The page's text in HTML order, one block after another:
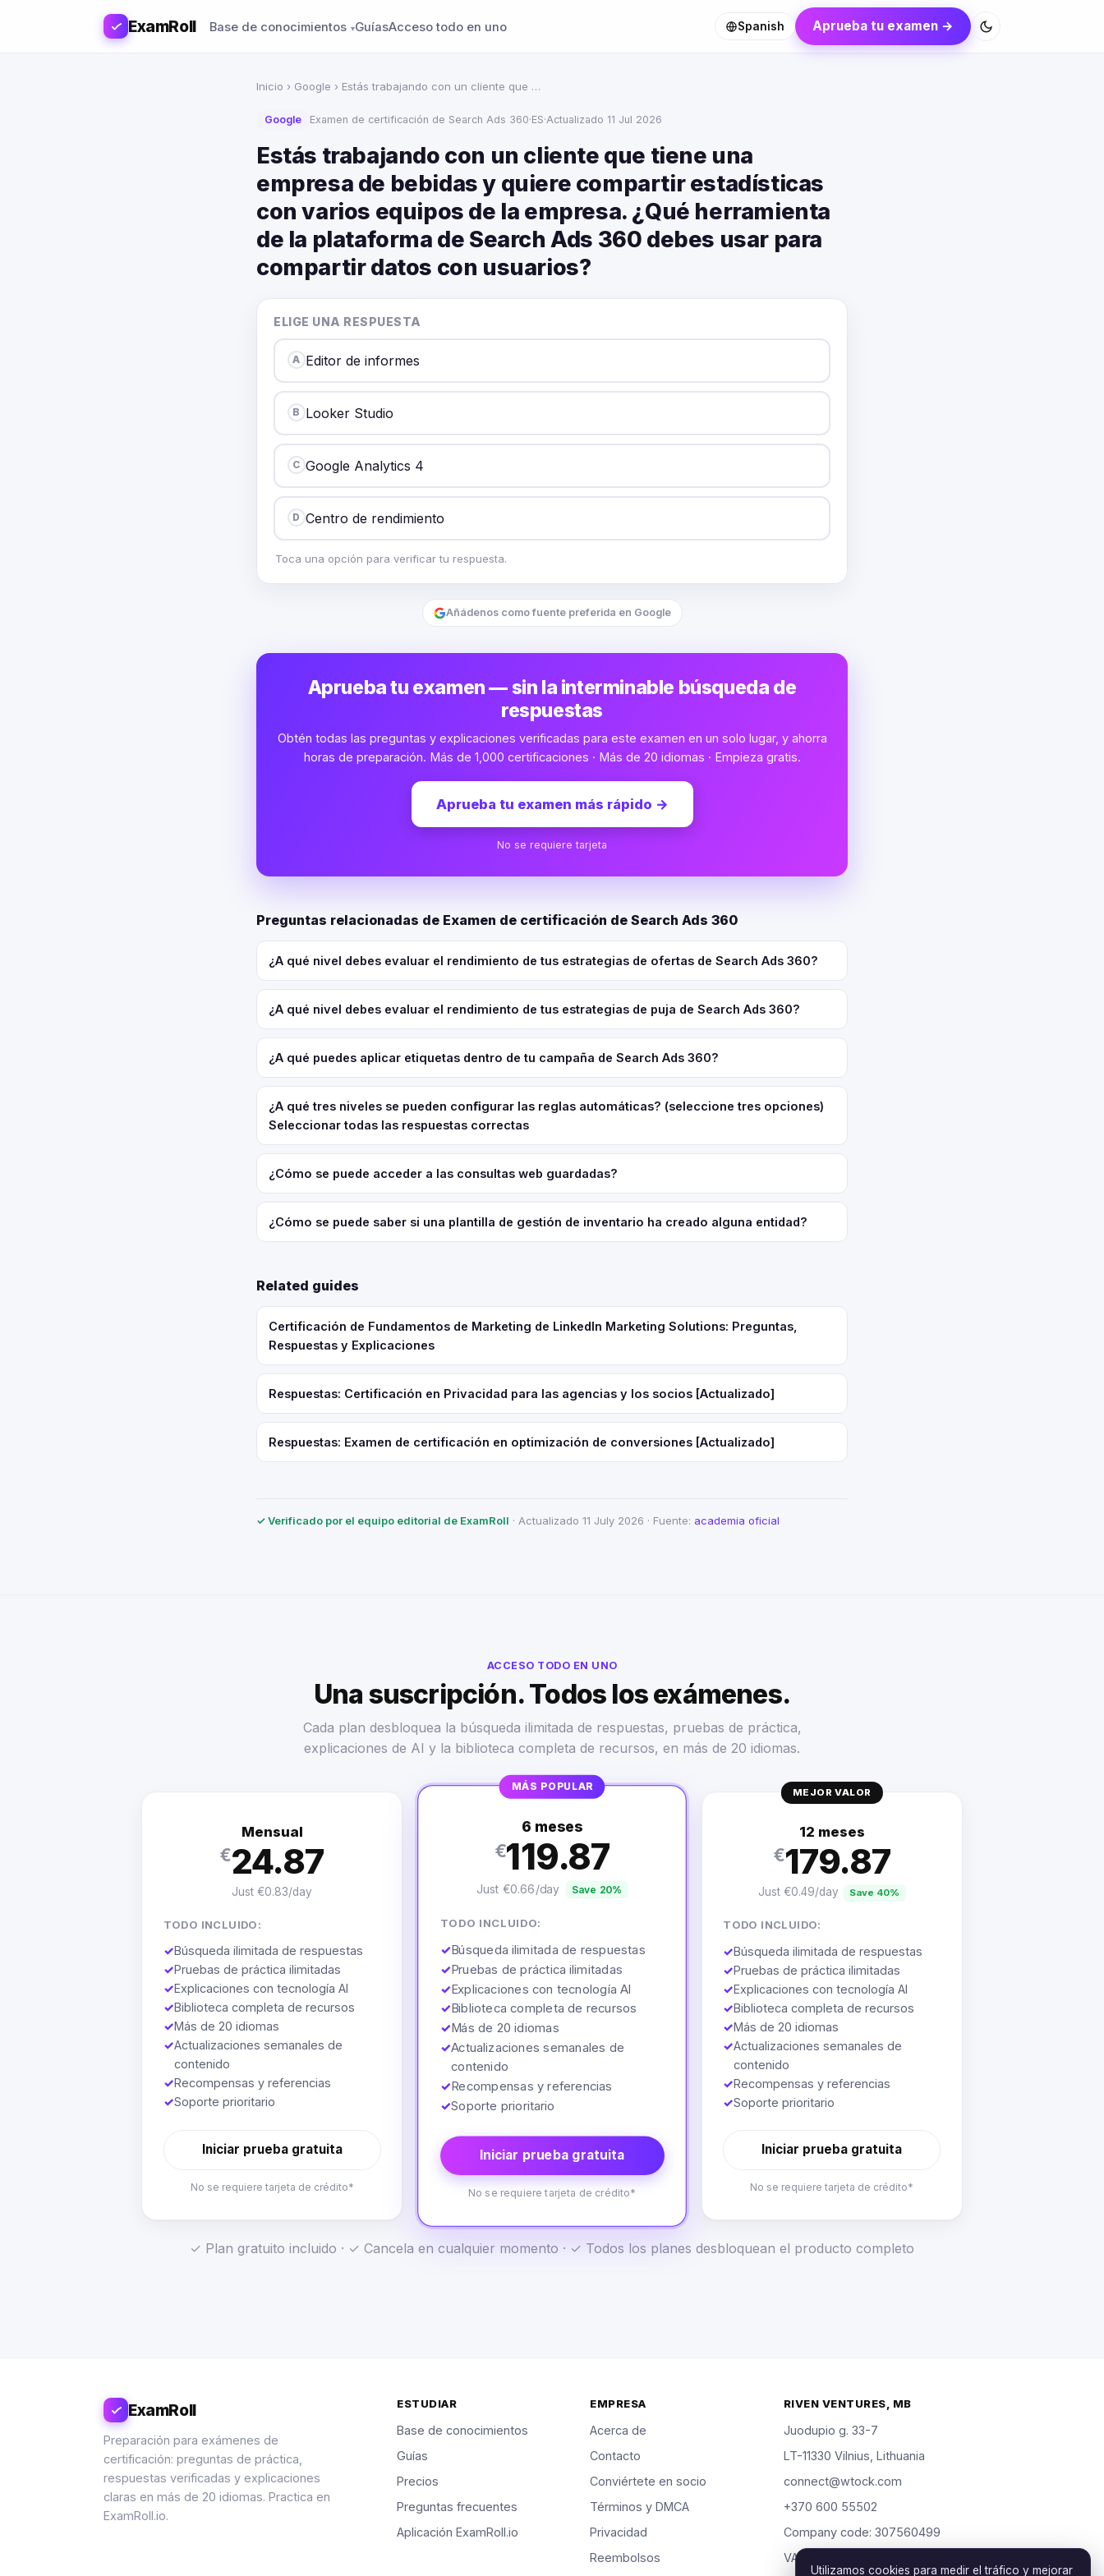
ExamRoll Base de conocimientos GuíasAcceso todo en uno Spanish Aprueba tu examen →
Inicio › Google › Estás trabajando con un cliente que …
Google Examen de certificación de Search Ads 360·ES·Actualizado 11 Jul 2026
Estás trabajando con un cliente que tiene una
empresa de bebidas y quiere compartir estadísticas
con varios equipos de la empresa. ¿Qué herramienta
de la plataforma de Search Ads 360 debes usar para
compartir datos con usuarios?
ELIGE UNA RESPUESTA
A Editor de informes
B Looker Studio
C Google Analytics 4
D Centro de rendimiento
Toca una opción para verificar tu respuesta.
Añádenos como fuente preferida en Google
Aprueba tu examen — sin la interminable búsqueda de
respuestas
Obtén todas las preguntas y explicaciones verificadas para este examen en un solo lugar, y ahorra
horas de preparación. Más de 1,000 certificaciones · Más de 20 idiomas · Empieza gratis.
Aprueba tu examen más rápido →
No se requiere tarjeta
Preguntas relacionadas de Examen de certificación de Search Ads 360
¿A qué nivel debes evaluar el rendimiento de tus estrategias de ofertas de Search Ads 360?
¿A qué nivel debes evaluar el rendimiento de tus estrategias de puja de Search Ads 360?
¿A qué puedes aplicar etiquetas dentro de tu campaña de Search Ads 360?
¿A qué tres niveles se pueden conﬁgurar las reglas automáticas? (seleccione tres opciones)
Seleccionar todas las respuestas correctas
¿Cómo se puede acceder a las consultas web guardadas?
¿Cómo se puede saber si una plantilla de gestión de inventario ha creado alguna entidad?
Related guides
Certificación de Fundamentos de Marketing de LinkedIn Marketing Solutions: Preguntas,
Respuestas y Explicaciones
Respuestas: Certificación en Privacidad para las agencias y los socios [Actualizado]
Respuestas: Examen de certificación en optimización de conversiones [Actualizado]
✓ Verificado por el equipo editorial de ExamRoll · Actualizado 11 July 2026 · Fuente: academia oficial
ACCESO TODO EN UNO
Una suscripción. Todos los exámenes.
Cada plan desbloquea la búsqueda ilimitada de respuestas, pruebas de práctica,
explicaciones de AI y la biblioteca completa de recursos, en más de 20 idiomas.
Mensual
€24.87
Just €0.83/day
TODO INCLUIDO:
✓Búsqueda ilimitada de respuestas
✓Pruebas de práctica ilimitadas
✓Explicaciones con tecnología AI
✓Biblioteca completa de recursos
✓Más de 20 idiomas
✓Actualizaciones semanales de
contenido
✓Recompensas y referencias
✓Soporte prioritario
Iniciar prueba gratuita
No se requiere tarjeta de crédito*
MÁS POPULAR
6 meses
€119.87
Just €0.66/day Save 20%
TODO INCLUIDO:
✓Búsqueda ilimitada de respuestas
✓Pruebas de práctica ilimitadas
✓Explicaciones con tecnología AI
✓Biblioteca completa de recursos
✓Más de 20 idiomas
✓Actualizaciones semanales de
contenido
✓Recompensas y referencias
✓Soporte prioritario
Iniciar prueba gratuita
No se requiere tarjeta de crédito*
MEJOR VALOR
12 meses
€179.87
Just €0.49/day Save 40%
TODO INCLUIDO:
✓Búsqueda ilimitada de respuestas
✓Pruebas de práctica ilimitadas
✓Explicaciones con tecnología AI
✓Biblioteca completa de recursos
✓Más de 20 idiomas
✓Actualizaciones semanales de
contenido
✓Recompensas y referencias
✓Soporte prioritario
Iniciar prueba gratuita
No se requiere tarjeta de crédito*
✓ Plan gratuito incluido · ✓ Cancela en cualquier momento · ✓ Todos los planes desbloquean el producto completo
ExamRoll
Preparación para exámenes de
certificación: preguntas de práctica,
respuestas verificadas y explicaciones
claras en más de 20 idiomas. Practica en
ExamRoll.io.
ESTUDIAR
Base de conocimientos
Guías
Precios
Preguntas frecuentes
Aplicación ExamRoll.io
EMPRESA
Acerca de
Contacto
Conviértete en socio
Términos y DMCA
Privacidad
Reembolsos
RIVEN VENTURES, MB
Juodupio g. 33-7
LT-11330 Vilnius, Lithuania
connect@wtock.com
+370 600 55502
Company code: 307560499
VAT: LT100019904318
Utilizamos cookies para medir el tráfico y mejorar